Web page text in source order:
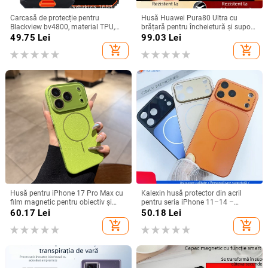
Carcasă de protecție pentru
Blackview bv4800, material TPU,
realizată manual, personalizabilă
49.75 Lei
add_shopping_cart
Husă Huawei Pura80 Ultra cu
brățară pentru încheietură și suport
rotativ — textură piele Napa
99.03 Lei
add_shopping_cart
Husă pentru iPhone 17 Pro Max cu
film magnetic pentru obiectiv și
protecție completă, verde
60.17 Lei
add_shopping_cart
Kalexin husă protector din acril
pentru seria iPhone 11–14 –
rezistentă la uzură și la cădere,
personalizabilă, confecționată prin
turnare din plastic, stiluri
50.18 Lei
add_shopping_cart